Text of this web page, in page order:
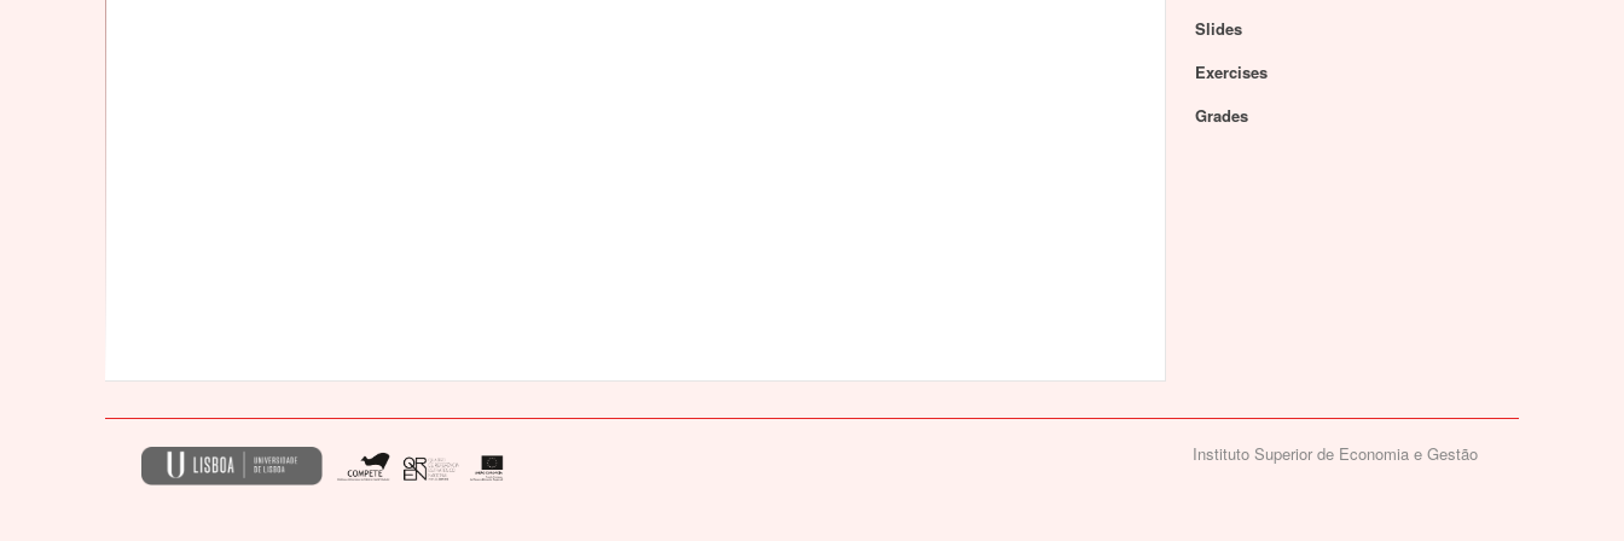
Slides
Exercises
Grades
Instituto Superior de Economia e Gestão